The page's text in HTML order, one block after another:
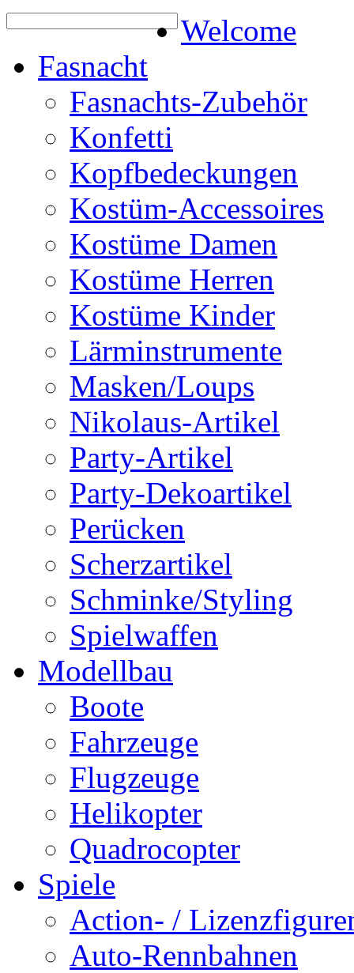
Welcome
Fasnacht
Fasnachts-Zubehör
Konfetti
Kopfbedeckungen
Kostüm-Accessoires
Kostüme Damen
Kostüme Herren
Kostüme Kinder
Lärminstrumente
Masken/Loups
Nikolaus-Artikel
Party-Artikel
Party-Dekoartikel
Perücken
Scherzartikel
Schminke/Styling
Spielwaffen
Modellbau
Boote
Fahrzeuge
Flugzeuge
Helikopter
Quadrocopter
Spiele
Action- /
Auto-Rennbahnen